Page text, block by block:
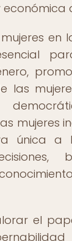
en
las
mujeres
única a
el